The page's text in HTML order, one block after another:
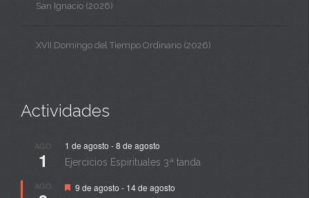
San Ignacio (2026)
XVII Domingo del Tiempo Ordinario (2026)
Actividades
AGO
1
1 de agosto -8 de agosto
Ejercicios Espirituales 3ª tanda
AGO Destacado
9 de agosto - 14 de agosto